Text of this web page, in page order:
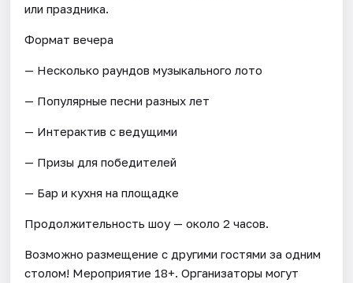
или праздника.
Формат вечера
— Несколько раундов музыкального лото
— Популярные песни разных лет
— Интерактив с ведущими
— Призы для победителей
— Бар и кухня на площадке
Продолжительность шоу — около 2 часов.
Возможно размещение с другими гостями за одним
столом! Мероприятие 18+. Организаторы могут